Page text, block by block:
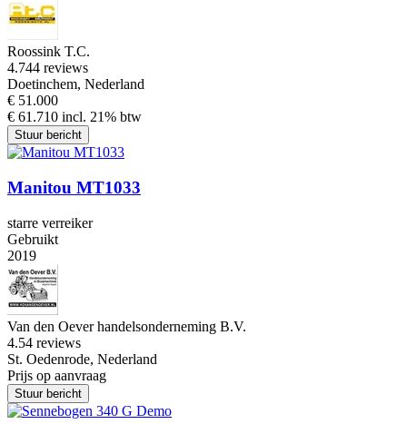
Roossink T.C.
4.744 reviews
Doetinchem, Nederland
€ 51.000
€ 61.710 incl. 21% btw
Stuur bericht
Manitou MT1033
starre verreiker
Gebruikt
2019
Van den Oever handelsonderneming B.V.
4.54 reviews
St. Oedenrode, Nederland
Prijs op aanvraag
Stuur bericht